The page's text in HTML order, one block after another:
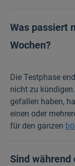
Was passiert
Wochen?
Die Testphase
nicht zu
gefallen haben,
einen oder
für den ganzen
Sind während